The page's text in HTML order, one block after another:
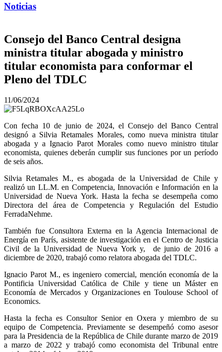
Noticias
Consejo del Banco Central designa
ministra titular abogada y ministro
titular economista para conformar el
Pleno del TDLC
11/06/2024
Con fecha 10 de junio de 2024, el Consejo del Banco Central
designó a Silvia Retamales Morales, como nueva ministra titular
abogada y a Ignacio Parot Morales como nuevo ministro titular
economista, quienes deberán cumplir sus funciones por un período
de seis años.
Silvia Retamales M., es abogada de la Universidad de Chile y
realizó un LL.M. en Competencia, Innovación e Información en la
Universidad de Nueva York. Hasta la fecha se desempeña como
Directora del área de Competencia y Regulación del Estudio
FerradaNehme.
También fue Consultora Externa en la Agencia Internacional de
Energía en París, asistente de investigación en el Centro de Justicia
Civil de la Universidad de Nueva York y, de junio de 2016 a
diciembre de 2020, trabajó como relatora abogada del TDLC.
Ignacio Parot M., es ingeniero comercial, mención economía de la
Pontificia Universidad Católica de Chile y tiene un Máster en
Economía de Mercados y Organizaciones en Toulouse School of
Economics.
Hasta la fecha es Consultor Senior en Oxera y miembro de su
equipo de Competencia. Previamente se desempeñó como asesor
para la Presidencia de la República de Chile durante marzo de 2019
a marzo de 2022 y trabajó como economista del Tribunal entre